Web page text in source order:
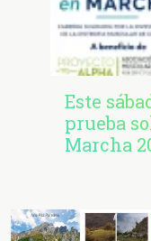
Este
prueba
Marcha